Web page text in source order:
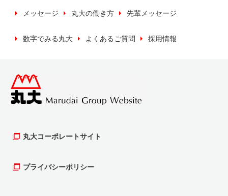
す。
当社では、お客様の個人情報について、正当な
への提供は行いません。
個人情報の保管について
新の情報を保ち、安全かつ適切に管理するよう
者のもと保護、管理を行います。
メッセージ 丸大の働き方 先輩メッセージ
数字でみる丸大 よくあるご質問 採用情報
丸大コーポレートサイト
プライバシーポリシー